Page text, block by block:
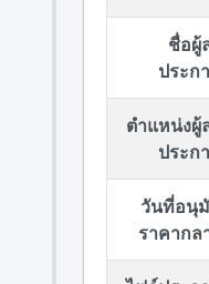
ชื่อผู้
ประก
ตำแหน่งผู้
ประก
วันที่อนุ
ราคากล